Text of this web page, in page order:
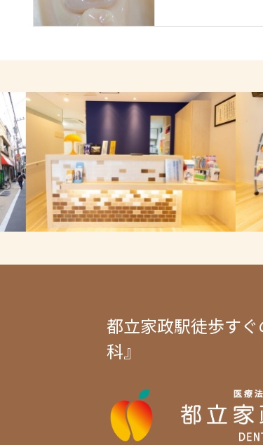
都立家政駅徒歩す
科』